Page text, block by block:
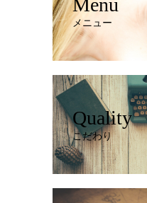
Menu
メニュー
Quality
こだわり